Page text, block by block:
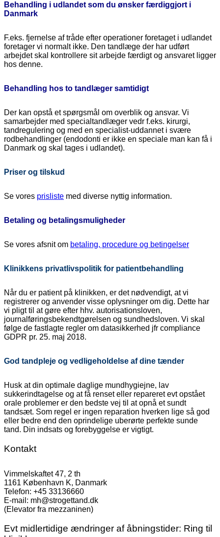
Behandling i udlandet som du ønsker færdiggjort i
Danmark
F.eks. fjernelse af tråde efter operationer foretaget i udlandet
foretager vi normalt ikke. Den tandlæge der har udført
arbejdet skal kontrollere sit arbejde færdigt og ansvaret ligger
hos denne.
Behandling hos to tandlæger samtidigt
Der kan opstå et spørgsmål om overblik og ansvar. Vi
samarbejder med specialtandlæger vedr f.eks. kirurgi,
tandregulering og med en specialist-uddannet i svære
rodbehandlinger (endodonti er ikke en speciale man kan få i
Danmark og skal tages i udlandet).
Priser og tilskud
Se vores prisliste med diverse nyttig information.
Betaling og betalingsmuligheder
Se vores afsnit om betaling, procedure og betingelser
Klinikkens privatlivspolitik for patientbehandling
Når du er patient på klinikken, er det nødvendigt, at vi
registrerer og anvender visse oplysninger om dig. Dette har
vi pligt til at gøre efter hhv. autorisationsloven,
journalføringsbekendtgørelsen og sundhedsloven. Vi skal
følge de fastlagte regler om datasikkerhed jfr compliance
GDPR pr. 25. maj 2018.
God tandpleje og vedligeholdelse af dine tænder
Husk at din optimale daglige mundhygiejne, lav
sukkerindtagelse og at få renset eller repareret evt opstået
orale problemer er den bedste vej til at opnå et sundt
tandsæt. Som regel er ingen reparation hverken lige så god
eller bedre end den oprindelige uberørte perfekte sunde
tand. Din indsats og forebyggelse er vigtigt.
Kontakt
Vimmelskaftet 47, 2 th
1161 København K, Danmark
Telefon: +45 33136660
E-mail: mh@strogettand.dk
(Elevator fra mezzaninen)
Evt midlertidige ændringer af åbningstider: Ring til